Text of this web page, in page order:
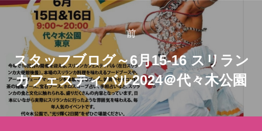
投
ナ
ビ
ゲ
前
前
スタッフブログ～6月15-16 スリラン
カフェスティバル2024＠代々木公園